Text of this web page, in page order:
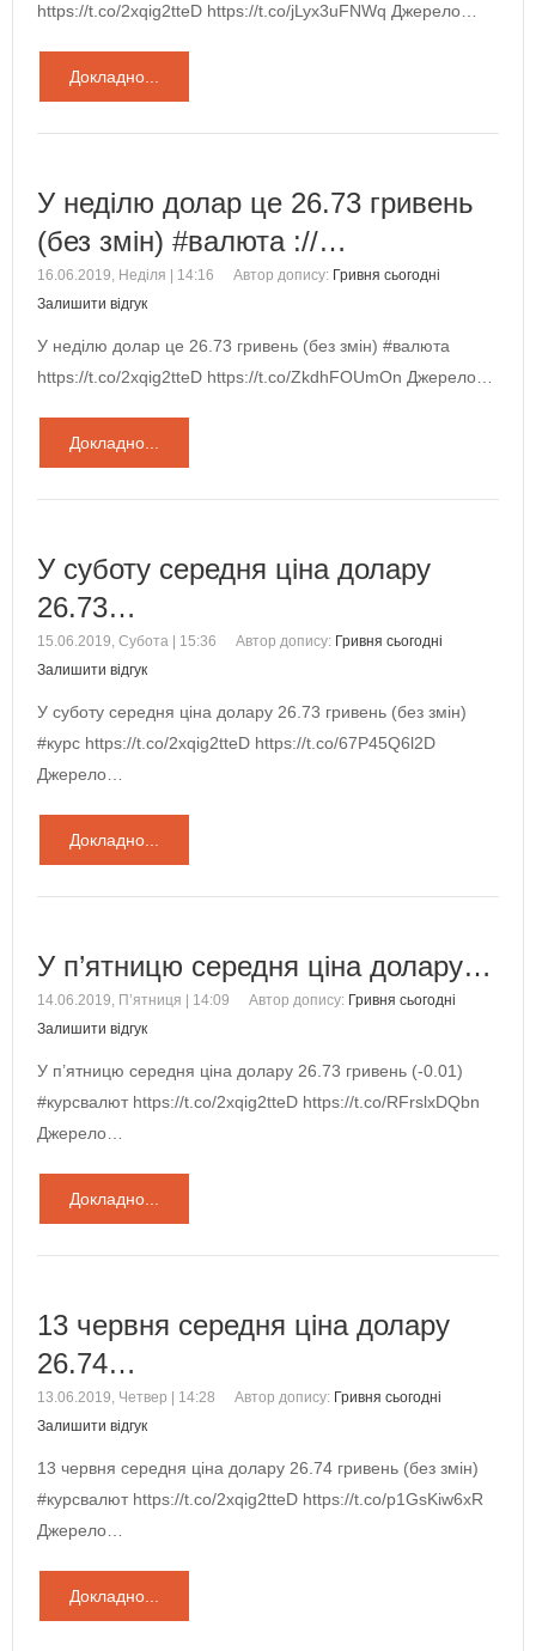
https://t.co/2xqig2tteD https://t.co/jLyx3uFNWq Джерело…
Докладно...
У неділю долар це 26.73 гривень
(без змін) #валюта ://…
16.06.2019, Неділя | 14:16 Автор допису: Гривня сьогодні
Залишити відгук
У неділю долар це 26.73 гривень (без змін) #валюта
https://t.co/2xqig2tteD https://t.co/ZkdhFOUmOn Джерело…
Докладно...
У суботу середня ціна долару
26.73…
15.06.2019, Субота | 15:36 Автор допису: Гривня сьогодні
Залишити відгук
У суботу середня ціна долару 26.73 гривень (без змін)
#курс https://t.co/2xqig2tteD https://t.co/67P45Q6l2D
Джерело…
Докладно...
У п’ятницю середня ціна долару…
14.06.2019, П’ятниця | 14:09 Автор допису: Гривня сьогодні
Залишити відгук
У п’ятницю середня ціна долару 26.73 гривень (-0.01)
#курсвалют https://t.co/2xqig2tteD https://t.co/RFrslxDQbn
Джерело…
Докладно...
13 червня середня ціна долару
26.74…
13.06.2019, Четвер | 14:28 Автор допису: Гривня сьогодні
Залишити відгук
13 червня середня ціна долару 26.74 гривень (без змін)
#курсвалют https://t.co/2xqig2tteD https://t.co/p1GsKiw6xR
Джерело…
Докладно...